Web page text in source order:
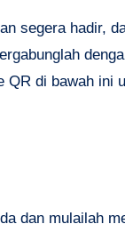
segera hadir,
QR di bawah ini
dan mulailah